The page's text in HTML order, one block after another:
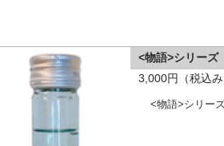
<物語>シリーズ
3,000円（税込み
<物語>シリー